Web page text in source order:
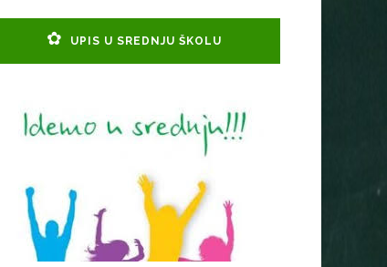
UPIS U SREDNJU ŠKOLU